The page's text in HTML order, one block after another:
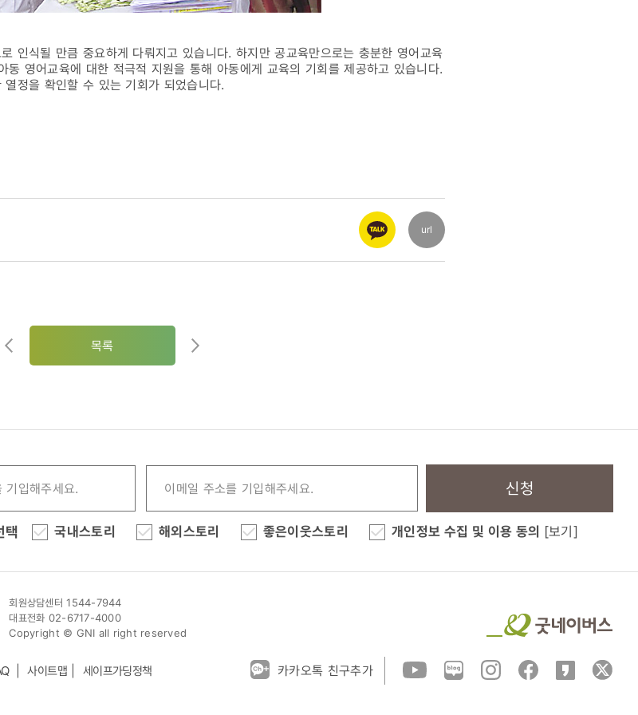
인식될 만큼 중요하게 다뤄지고 있습니다. 하지만 공교육만으로는 충분한 영어교육
동 영어교육에 대한 적극적 지원을 통해 아동에게 교육의 기회를 제공하고 있습니다.
정을 확인할 수 있는 기회가 되었습니다.
url
목록
신청
택 국내스토리 해외스토리 좋은이웃스토리 개인정보 수집 및 이용 동의 [보기]
회원상담센터 1544-7944
대표전화 02-6717-4000
Copyright © GNI all right reserved
사이트맵 세이프가딩정책 카카오톡 친구추가